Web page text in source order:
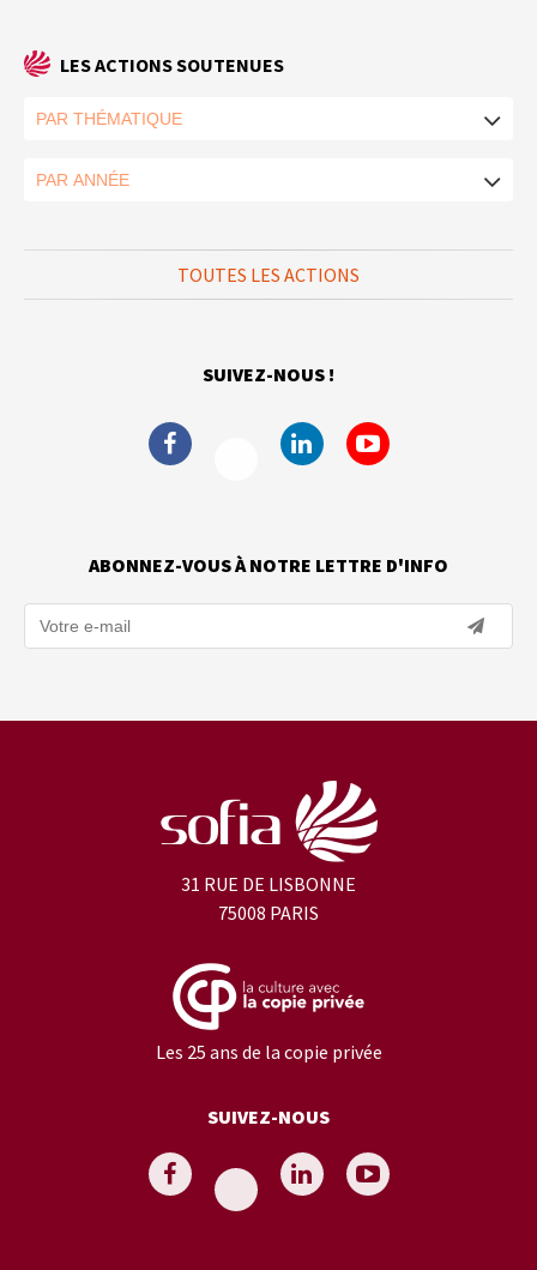
LES ACTIONS SOUTENUES
TOUTES LES ACTIONS
SUIVEZ-NOUS !
ABONNEZ-VOUS À NOTRE LETTRE D'INFO
31 RUE DE LISBONNE
75008 PARIS
Les 25 ans de la copie privée
SUIVEZ-NOUS